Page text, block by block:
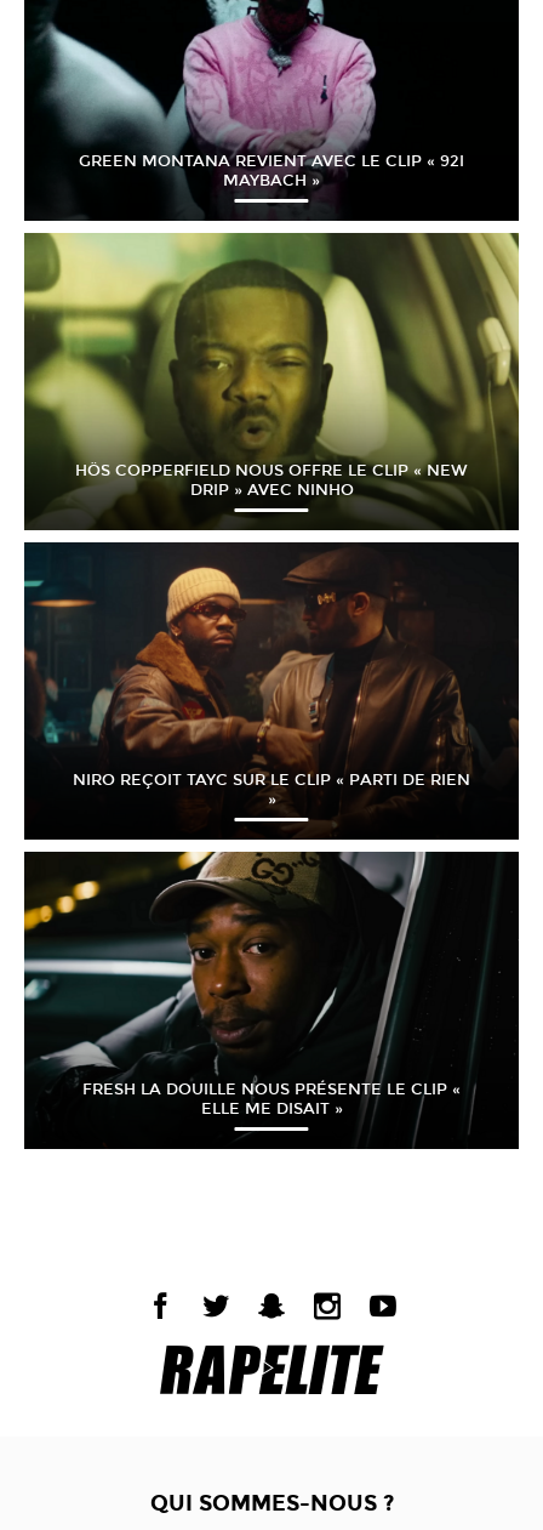
GREEN MONTANA REVIENT AVEC LE CLIP « 92I
MAYBACH »
HÖS COPPERFIELD NOUS OFFRE LE CLIP « NEW
DRIP » AVEC NINHO
NIRO REÇOIT TAYC SUR LE CLIP « PARTI DE RIEN
»
FRESH LA DOUILLE NOUS PRÉSENTE LE CLIP «
ELLE ME DISAIT »
QUI SOMMES-NOUS ?